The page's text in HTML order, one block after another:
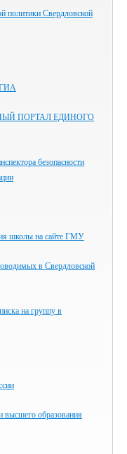
политики Свердловской
ГИА
ПОРТАЛ ЕДИНОГО
безопасности
школы на сайте ГМУ
в Свердловской
на группу в
высшего образования